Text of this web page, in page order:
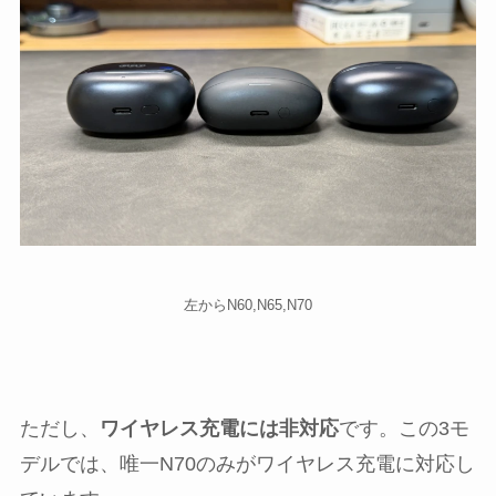
左からN60,N65,N70
ただし、 ワイヤレス充電には非対応です。この3モ
デルでは、唯一N70のみがワイヤレス充電に対応し